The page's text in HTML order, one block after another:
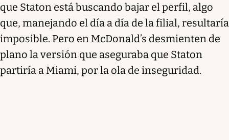
que Staton está buscando bajar el perfil, algo
que, manejando el día a día de la filial, resultaría
imposible. Pero en McDonald’s desmienten de
plano la versión que aseguraba que Staton
partiría a Miami, por la ola de inseguridad.